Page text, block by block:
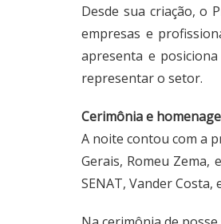
Desde sua criação, o
empresas e
apresenta e
representar o setor.
Cerimônia e
A noite contou com a
Gerais, Romeu Zema,
SENAT, Vander